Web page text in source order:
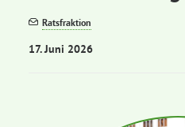
Ratsfraktion
17. Juni 2026